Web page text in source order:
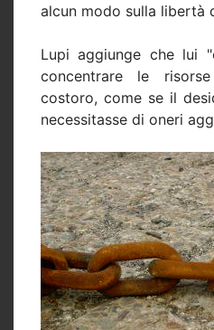
alcun modo sulla libertà
Lupi aggiunge che lui
concentrare le
costoro, come se il
necessitasse di oneri